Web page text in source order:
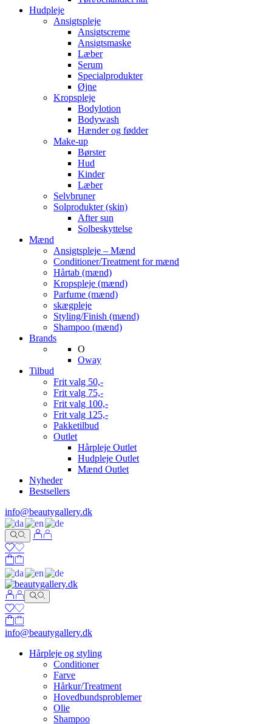
Hudpleje
Ansigtspleje
Ansigtscreme
Ansigtsmaske
Læber
Serum
Specialprodukter
Øjne
Kropspleje
Bodylotion
Bodywash
Hænder og fødder
Make-up
Børster
Hud
Kinder
Læber
Selvbruner
Solprodukter (skin)
After sun
Solbeskyttelse
Mænd
Ansigtspleje – Mænd
Conditioner/Treatment for mænd
Hårtab (mænd)
Kropspleje (mænd)
Parfume (mænd)
skægpleje
Styling/Finish (mænd)
Shampoo (mænd)
Brands
O
Oway
Tilbud
Frit valg 50,-
Frit valg 75,-
Frit valg 100,-
Frit valg 125,-
Pakketilbud
Outlet
Hårpleje Outlet
Hudpleje Outlet
Mænd Outlet
Nyheder
Bestsellers
info@beautygallery.dk
info@beautygallery.dk
Hårpleje og styling
Conditioner
Farve
Hårkur/Treatment
Hovedbundsproblemer
Olie
Shampoo